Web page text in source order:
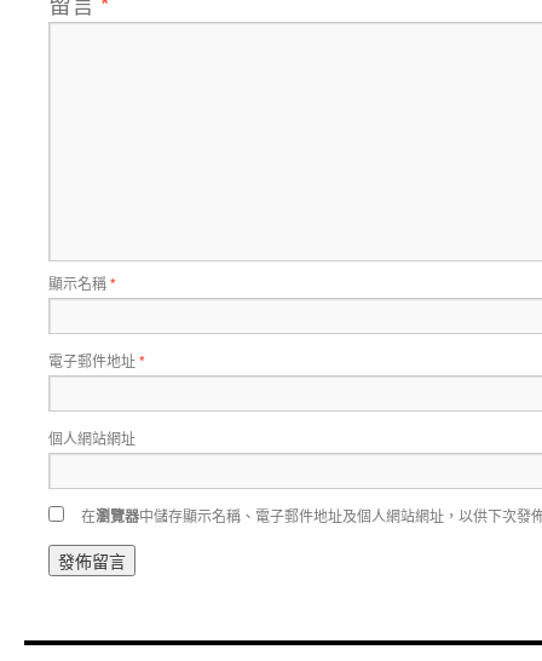
顯示名稱*
電子郵件地址*
個人網站網址
在瀏覽器中儲存顯示名稱、電子郵件地址及個人網站網址，以供下次發